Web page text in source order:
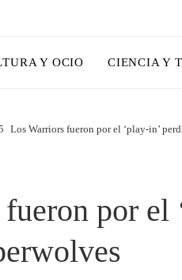
Y OCIO CIENCIA Y
Los Warriors fueron por el ‘play-in’
por el